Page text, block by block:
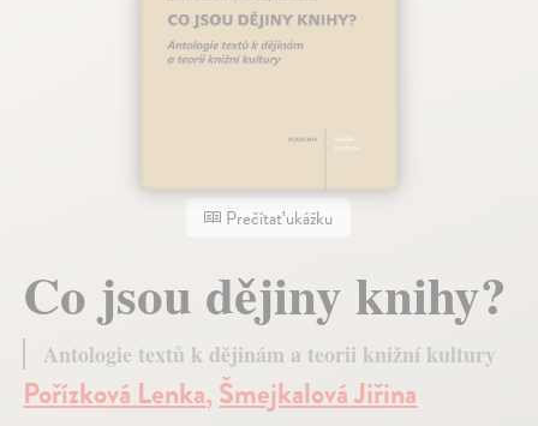
Prečítať ukážku
Co jsou dějiny knihy?
Antologie textů k dějinám a teorii knižní kultury
Pořízková Lenka,Šmejkalová Jiřina